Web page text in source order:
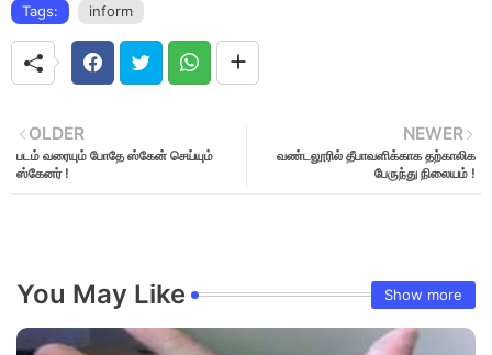
Tags: inform
NEWER
வண்டலூரில் தீபாவளிக்காக தற்காலிக
பேருந்து நிலையம் !
OLDER
படம் வரையும் போதே ஸ்கேன் செய்யும்
ஸ்கேனர் !
You May Like Show more